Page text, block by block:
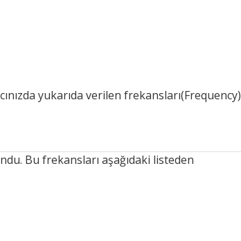
yukarıda verilen frekansları(Frequency)
Bu frekansları aşağıdaki listeden